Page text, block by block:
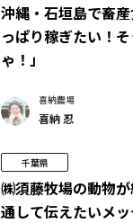
沖縄・石垣島で畜
っぱり稼ぎたい！
ゃ！」
喜納農場
喜納 忍
千葉県
㈱須藤牧場の動物
通して伝えたいメ